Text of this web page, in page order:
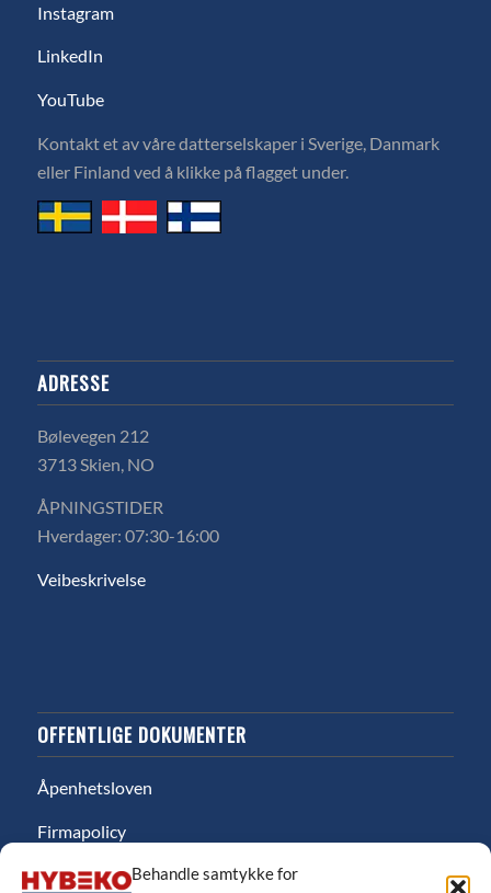
Behandle samtykke for
Instagram
LinkedIn
YouTube
Kontakt et av våre datterselskaper i Sverige, Danmark
eller Finland ved å klikke på flagget under.
ADRESSE
Bølevegen 212
3713 Skien, NO
ÅPNINGSTIDER
Hverdager: 07:30-16:00
Veibeskrivelse
OFFENTLIGE DOKUMENTER
Åpenhetsloven
Firmapolicy
Miljø